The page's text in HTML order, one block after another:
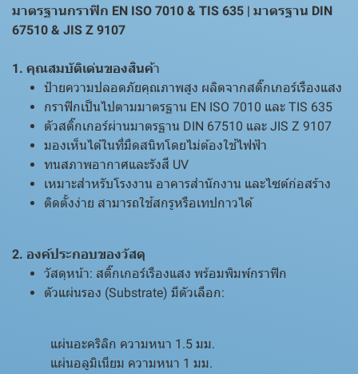
มาตรฐานกราฟิก EN ISO 7010 & TIS 635 | มาตรฐาน DIN
67510 & JIS Z 9107
1. คุณสมบัติเด่นของสินค้า
ป้ายความปลอดภัยคุณภาพสูง ผลิตจากสติ๊กเกอร์เรืองแสง
กราฟิกเป็นไปตามมาตรฐาน EN ISO 7010 และ TIS 635
ตัวสติ๊กเกอร์ผ่านมาตรฐาน DIN 67510 และ JIS Z 9107
มองเห็นได้ในที่มืดสนิทโดยไม่ต้องใช้ไฟฟ้า
ทนสภาพอากาศและรังสี UV
เหมาะสำหรับโรงงาน อาคารสำนักงาน และไซต์ก่อสร้าง
ติดตั้งง่าย สามารถใช้สกรูหรือเทปกาวได้
2. องค์ประกอบของวัสดุ
วัสดุหน้า: สติ๊กเกอร์เรืองแสง พร้อมพิมพ์กราฟิก
ตัวแผ่นรอง (Substrate) มีตัวเลือก:
แผ่นอะคริลิก ความหนา 1.5 มม.
แผ่นอลูมิเนียม ความหนา 1 มม.